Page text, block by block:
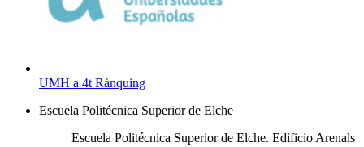
UMH a 4t Rànquing
Escuela Politécnica Superior de Elche
Escuela Politécnica Superior de Elche. Edificio Arenals